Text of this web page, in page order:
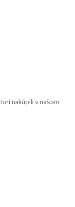
nakúpili v našom